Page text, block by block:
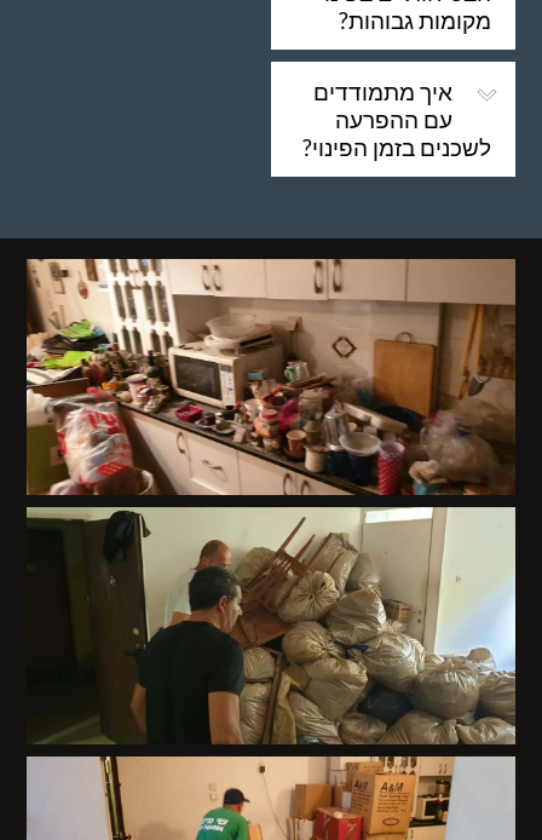
מקומות גבוהות?
איך מתמודדים
עם ההפרעה
לשכנים בזמן הפינוי?